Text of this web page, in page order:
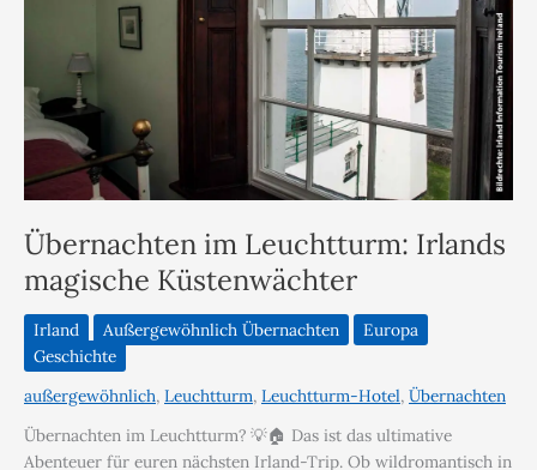
Übernachten im Leuchtturm: Irlands
magische Küstenwächter
Irland Außergewöhnlich Übernachten
Europa
Geschichte
außergewöhnlich, Leuchtturm, Leuchtturm-Hotel, Übernachten
Übernachten im Leuchtturm? 💡🏠 Das ist das ultimative
Abenteuer für euren nächsten Irland-Trip. Ob wildromantisch in